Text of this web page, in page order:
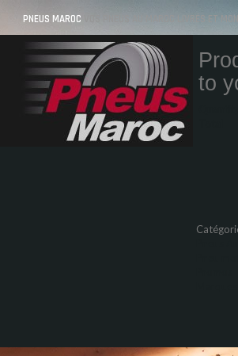
PNEUS MAROC VOS PNEUS AU MAROC LIVRÉS ET
to